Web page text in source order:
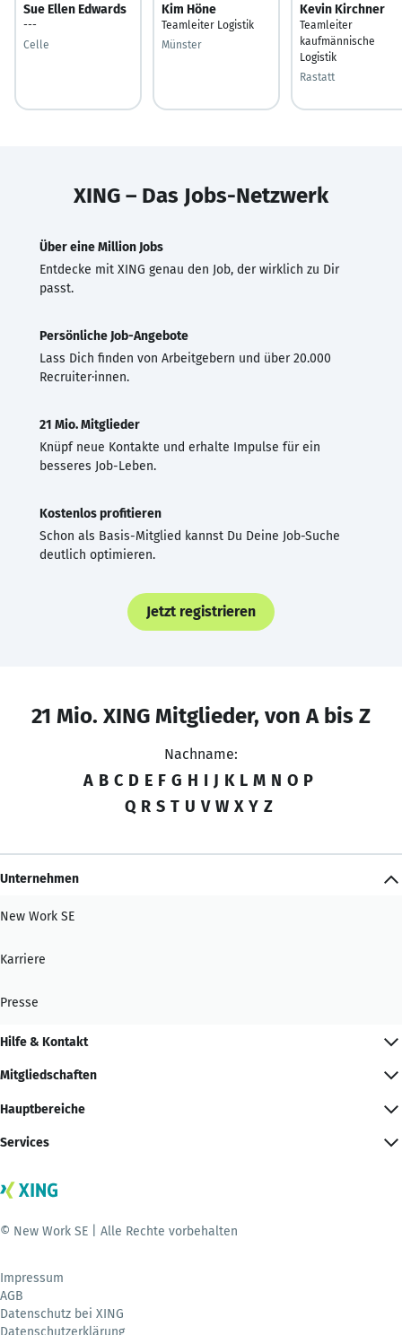
Sue Ellen Edwards
---
Celle
Kim Höne
Teamleiter Logistik
Münster
Kevin Kirchner
Teamleiter
kaufmännische
Logistik
Rastatt
XING – Das Jobs-Netzwerk
Über eine Million Jobs
Entdecke mit XING genau den Job, der wirklich zu Dir
passt.
Persönliche Job-Angebote
Lass Dich finden von Arbeitgebern und über 20.000
Recruiter·innen.
21 Mio. Mitglieder
Knüpf neue Kontakte und erhalte Impulse für ein
besseres Job-Leben.
Kostenlos profitieren
Schon als Basis-Mitglied kannst Du Deine Job-Suche
deutlich optimieren.
Jetzt registrieren
21 Mio. XING Mitglieder, von A bis Z
Nachname:
A B C D E F G H I J K L M N O P
Q R S T U V W X Y Z
Unternehmen
New Work SE
Karriere
Presse
Hilfe & Kontakt
Mitgliedschaften
Hauptbereiche
Services
© New Work SE | Alle Rechte vorbehalten
Impressum
AGB
Datenschutz bei XING
Datenschutzerklärung